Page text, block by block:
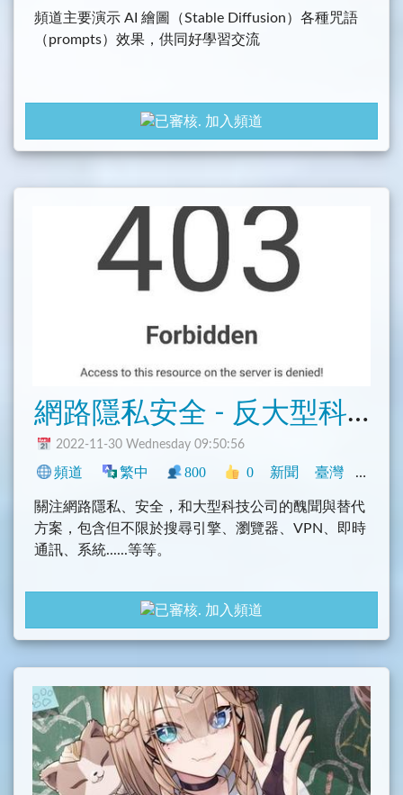
頻道主要演示 AI 繪圖（Stable Diffusion）各種咒語
（prompts）效果，供同好學習交流
加入頻道
網路隱私安全 - 反大型科技公司壟斷消息
2022-11-30 Wednesday 09:50:56
頻道 繁中 800 0 新聞 臺灣 程式
關注網路隱私、安全，和大型科技公司的醜聞與替代
方案，包含但不限於搜尋引擎、瀏覽器、VPN、即時
通訊、系統......等等。
加入頻道